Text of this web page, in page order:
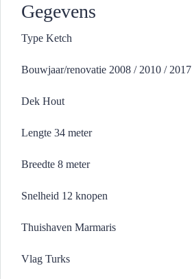
Gegevens
Type Ketch
Bouwjaar/renovatie 2008 / 2010 / 2017
Dek Hout
Lengte 34 meter
Breedte 8 meter
Snelheid 12 knopen
Thuishaven Marmaris
Vlag Turks